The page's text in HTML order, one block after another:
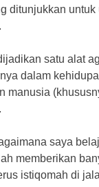
ditunjukkan untuk
satu alat
dalam
manusia
saya
memberikan
istiqomah di